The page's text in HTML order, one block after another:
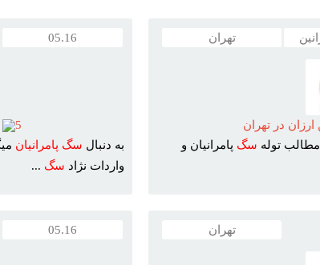
تهران
در تهران
توله سگ پامرانيان و
05.16
5
به دنبال سگ پامرانيان
واردات نژاد سگ ...
تهران 05.16